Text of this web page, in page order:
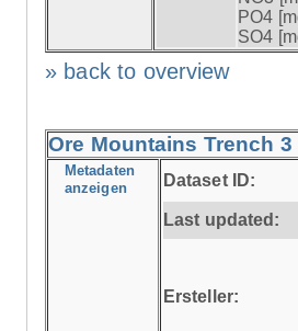
PO4
SO4
» back to overview
Ore Mountains Trench
Metadaten
anzeigen Dataset ID:
Last updated:
Ersteller: